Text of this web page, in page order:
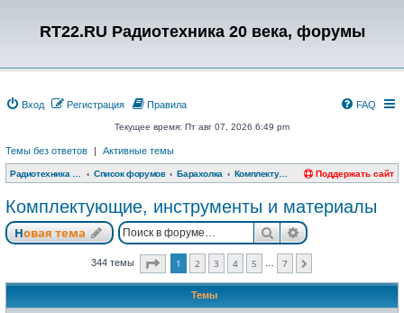
RT22.RU Радиотехника 20 века, форумы
Вход Регистрация FAQ
Правила
Текущее время: Пт авг 07, 2026 6:49 pm
Темы без ответов | Активные темы
Список форумов Барахолка Комплектующие, инструменты и материалы Поддержать сайт
Комплектующие, инструменты и материалы
Новая тема ПоискРасширенный
344 темы Страница из
1 2 3 4 5 7
Темы